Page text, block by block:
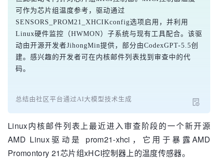
可作为芯片组温度参考，驱动通过
SENSORS_PROM21_XHCIKconfig选项启用，并利用
Linux硬件监控（HWMON）子系统与现有工具配合。该驱
动由开源开发者JihongMin提供，部分由CodexGPT-5.5创
建。感兴趣的开发者可在内核邮件列表找到审查中的代
码。
总结由社区平台通过AI大模型技术生成
Linux内核邮件列表上最近进入审查阶段的一个新开源
AMD Linux驱动是 prom21-xhci，它用于暴露AMD
Promontory 21芯片组xHCI控制器上的温度传感器。